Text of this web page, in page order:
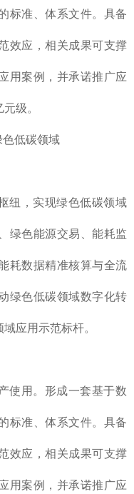
标准、体系文件。具备
效应，相关成果可支撑
用案例，并承诺推广应
级。
低碳领域
纽，实现绿色低碳领域
绿色能源交易、能耗监
耗数据精准核算与全流
绿色低碳领域数字化转
应用示范标杆。
使用。形成一套基于数
标准、体系文件。具备
效应，相关成果可支撑
用案例，并承诺推广应